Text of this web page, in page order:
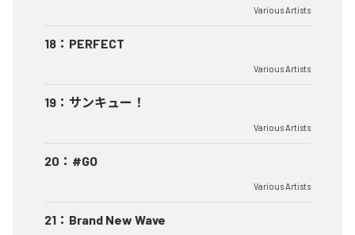
Various Artists
18 ： PERFECT
Various Artists
19 ： サンキュー！
Various Artists
20 ： #GO
Various Artists
21 ： Brand New Wave